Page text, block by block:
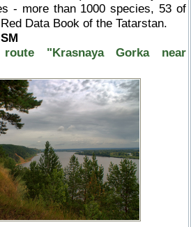
- more than 1000 species, 53 of
Data Book of the Tatarstan.
"Krasnaya Gorka near